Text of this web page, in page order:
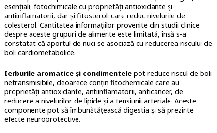
esențiali, fotochimicale cu proprietăţi antioxidante şi
antiinflamatorii, dar şi fitosteroli care reduc nivelurile de
colesterol. Cantitatea informaţiilor provenite din studii clinice
despre aceste grupuri de alimente este limitată, însă s-a
constatat că aportul de nuci se asociază cu reducerea riscului de
boli cardiometabolice.
Ierburile aromatice şi condimentelepot reduce riscul de boli
netransmisibile, deoarece conţin fitochemicale care au
proprietăţi antioxidante, antiinflamatorii, anticancer, de
reducere a nivelurilor de lipide şi a tensiunii arteriale. Aceste
componente pot să îmbunătăţească digestia şi să prezinte
efecte neuroprotective.